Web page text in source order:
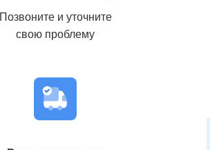
Позвоните и уточните
свою проблему